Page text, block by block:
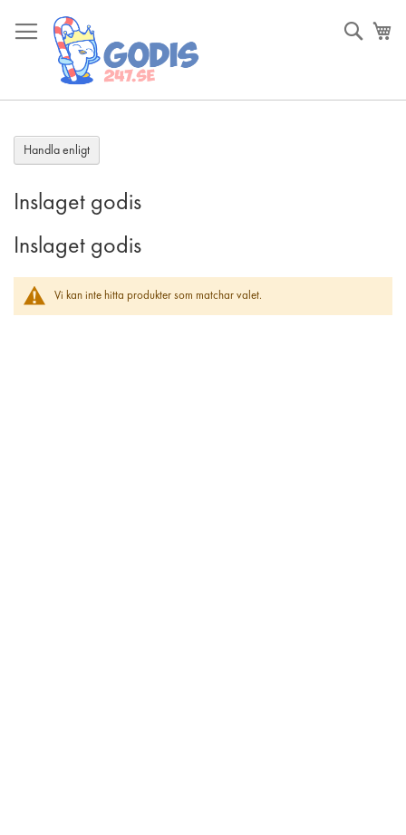
to
Sök
Inslaget godis
Inslaget godis
Vi kan inte hitta produkter som matchar valet.
Handla enligt